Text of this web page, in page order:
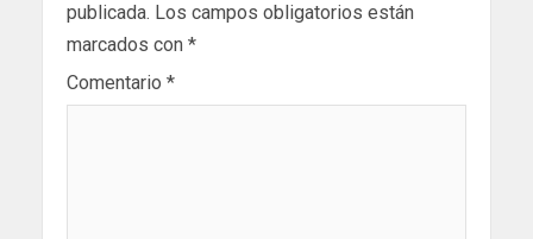
publicada. Los campos obligatorios están
marcados con *
Comentario *